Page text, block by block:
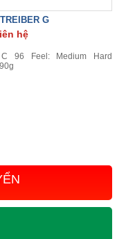
G
hệ
96 Feel: Medium Hard